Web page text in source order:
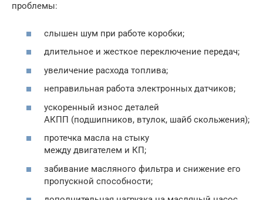
проблемы:
слышен шум при работе коробки;
длительное и жесткое переключение передач;
увеличение расхода топлива;
неправильная работа электронных датчиков;
ускоренный износ деталей
АКПП (подшипников, втулок, шайб скольжения);
протечка масла на стыку
между двигателем и КП;
забивание масляного фильтра и снижение его
пропускной способности;